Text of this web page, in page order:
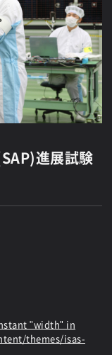
進展試験
"width" in
themes/isas-